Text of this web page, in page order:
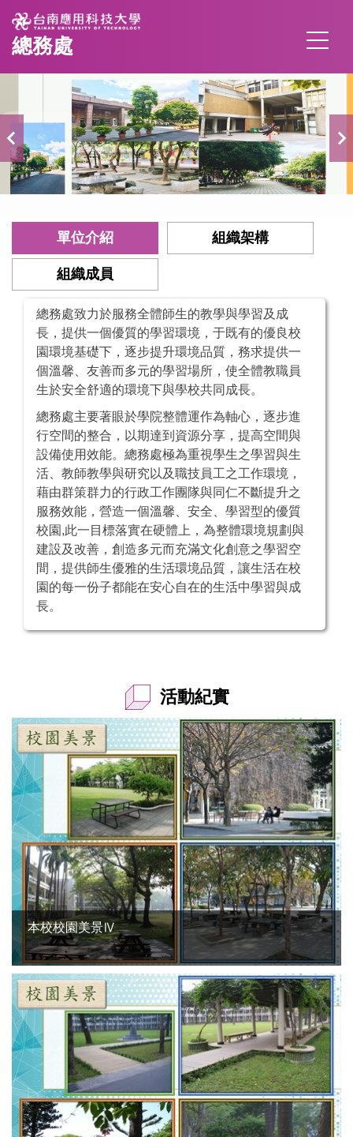
跳
到
主
區
總務處
單位介紹 組織架構
組織成員
總務處致力於服務全體師生的教學與學習及成
長，提供一個優質的學習環境，于既有的優良校
園環境基礎下，逐步提升環境品質，務求提供一
個溫馨、友善而多元的學習場所，使全體教職員
生於安全舒適的環境下與學校共同成長。
總務處主要著眼於學院整體運作為軸心，逐步進
行空間的整合，以期達到資源分享，提高空間與
設備使用效能。總務處極為重視學生之學習與生
活、教師教學與研究以及職技員工之工作環境，
藉由群策群力的行政工作團隊與同仁不斷提升之
服務效能，營造一個溫馨、安全、學習型的優質
校園,此一目標落實在硬體上，為整體環境規劃與
建設及改善，創造多元而充滿文化創意之學習空
間，提供師生優雅的生活環境品質，讓生活在校
園的每一份子都能在安心自在的生活中學習與成
長。
活動紀實
本校校園美景Ⅳ